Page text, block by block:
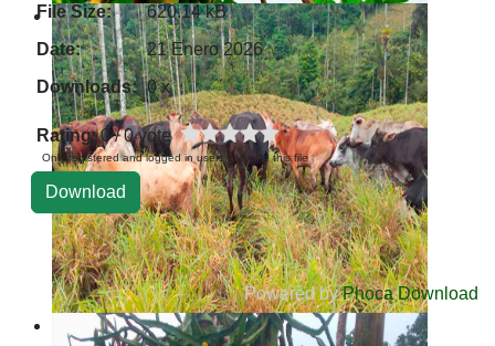
File Size:
620.14 kB
Date:
21 Enero 2026
Downloads: 0 x
Rating: 0 / 0 vote
Only registered and logged in users can rate this file
Powered byPhoca Download